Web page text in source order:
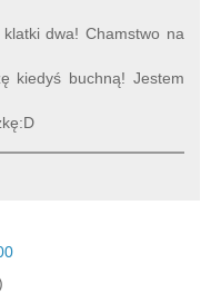
dwa! Chamstwo na
kiedyś buchną! Jestem